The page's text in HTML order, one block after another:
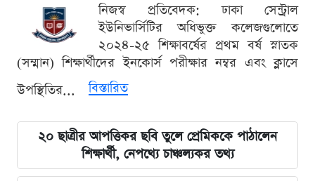
নিজস্ব প্রতিবেদক: ঢাকা সেন্ট্রাল
ইউনিভার্সিটির অধিভুক্ত কলেজগুলোতে
২০২৪-২৫ শিক্ষাবর্ষের প্রথম বর্ষ স্নাতক
(সম্মান) শিক্ষার্থীদের ইনকোর্স পরীক্ষার নম্বর এবং ক্লাসে
উপস্থিতির...
বিস্তারিত
২০ ছাত্রীর আপত্তিকর ছবি তুলে প্রেমিককে পাঠালেন
শিক্ষার্থী, নেপথ্যে চাঞ্চল্যকর তথ্য